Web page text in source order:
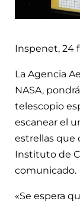
Inspenet, 24
La Agencia
NASA,
telescopio
escanear el
estrellas que
Instituto de
comunicado.
«Se espera